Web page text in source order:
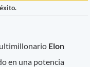
Elon
en una potencia